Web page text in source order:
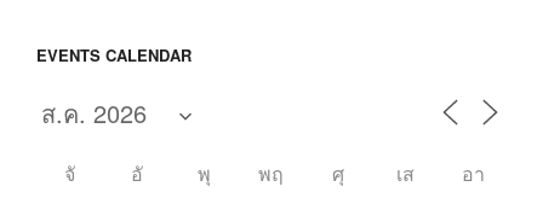
EVENTS CALENDAR
จั อั พุ พฤ ศุ เส
อา